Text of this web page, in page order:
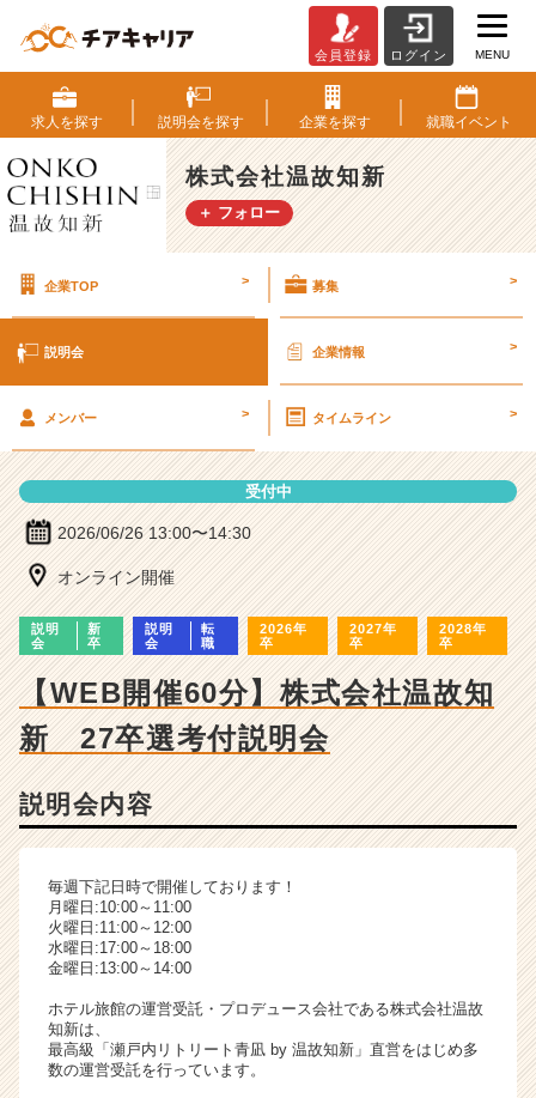
式
会
社
温
故
知
明
細
ー・
企
業
ら
カ
届
就
チ
ア
キ
会員登録 ログイン MENU
求人を探す 説明会を探す 企業を探す 就職イベント
株式会社温故知新
＋ フォロー
企業TOP > 募集 >
説明会 企業情報 >
メンバー > タイムライン >
受付中
2026/06/26 13:00〜14:30
オンライン開催
説明
会
新
卒
説明
会
転
職
2026年
卒
2027年
卒
2028年
卒
【WEB開催60分】株式会社温故知
新 27卒選考付説明会
説明会内容
毎週下記日時で開催しております！
月曜日:10:00～11:00
火曜日:11:00～12:00
水曜日:17:00～18:00
金曜日:13:00～14:00
ホテル旅館の運営受託・プロデュース会社である株式会社温故
知新は、
最高級「瀬戸内リトリート青凪 by 温故知新」直営をはじめ多
数の運営受託を行っています。